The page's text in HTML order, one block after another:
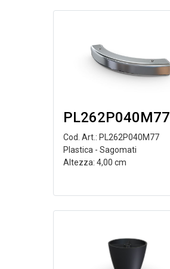
PL262P040M77
Cod. Art.: PL262P040M77
Plastica - Sagomati
Altezza: 4,00 cm